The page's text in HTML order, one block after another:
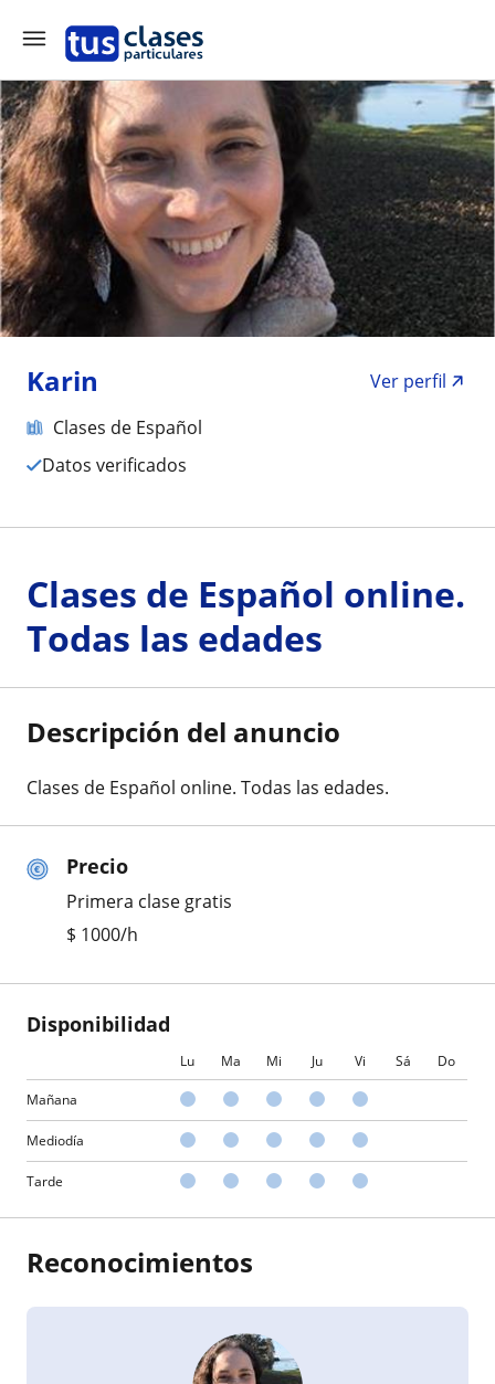
Karin
Ver perfil
Clases de Español
Datos verificados
Precio
Primera clase gratis
$ 1000/h
Disponibilidad
Lu Ma Mi Ju Vi Sá Do
Mañana
Mediodía
Tarde
Clases de Español online.
Todas las edades
Descripción del anuncio
Clases de Español online. Todas las edades.
Reconocimientos